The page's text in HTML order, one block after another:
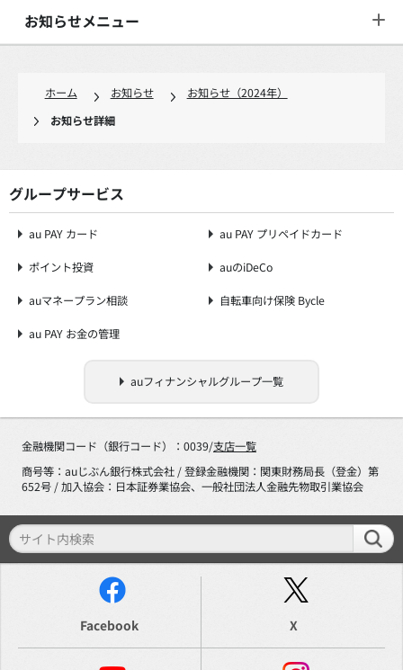
お知らせメニュー
ホーム お知らせ
お知らせ（2024年）
お知らせ詳細
グループサービス
au PAY カード au PAY プリペイドカード
ポイント投資 auのiDeCo
auマネープラン相談 自転車向け保険 Bycle
au PAY お金の管理
auフィナンシャルグループ一覧
金融機関コード（銀行コード）：0039/支店一覧
商号等：auじぶん銀行株式会社 / 登録金融機関：関東財務局長（登金）第
652号 / 加入協会：日本証券業協会、一般社団法人金融先物取引業協会
Facebook X